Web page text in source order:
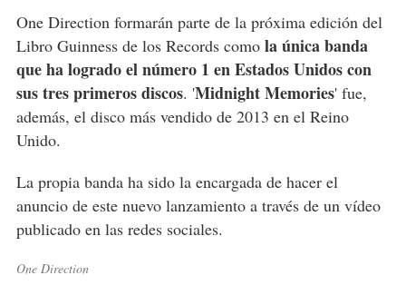
One Direction formarán parte de la próxima edición del
Libro Guinness de los Records como la única banda
que ha logrado el número 1 en Estados Unidos con
sus tres primeros discos. 'Midnight Memories' fue,
además, el disco más vendido de 2013 en el Reino
Unido.
La propia banda ha sido la encargada de hacer el
anuncio de este nuevo lanzamiento a través de un vídeo
publicado en las redes sociales.
One Direction